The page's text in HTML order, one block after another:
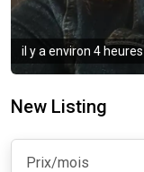
il y a environ 4 heures
New Listing
Prix/mois